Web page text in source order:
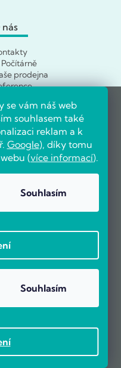
se vám náš web
souhlasem také
reklam a k
Google), díky tomu
(více informací).
Souhlasím
Souhlasím
nás
prodejna